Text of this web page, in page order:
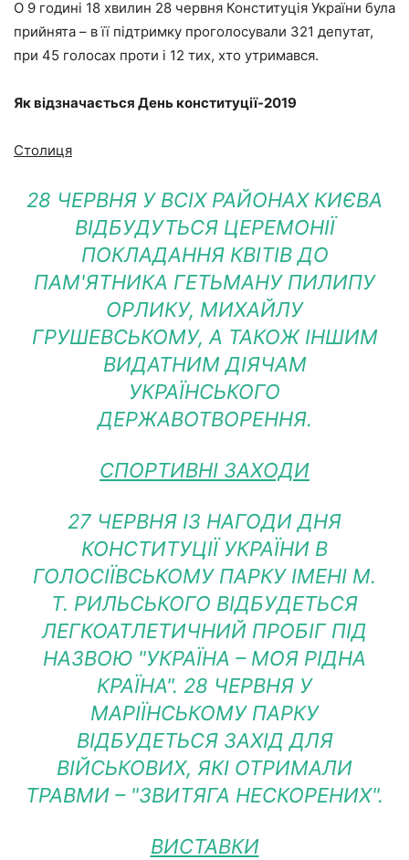
О 9 годині 18 хвилин 28 червня Конституція України була
прийнята – в її підтримку проголосували 321 депутат,
при 45 голосах проти і 12 тих, хто утримався.
Як відзначається День конституції-2019
Столиця
28 ЧЕРВНЯ У ВСІХ РАЙОНАХ КИЄВА
ВІДБУДУТЬСЯ ЦЕРЕМОНІЇ
ПОКЛАДАННЯ КВІТІВ ДО
ПАМ'ЯТНИКА ГЕТЬМАНУ ПИЛИПУ
ОРЛИКУ, МИХАЙЛУ
ГРУШЕВСЬКОМУ, А ТАКОЖ ІНШИМ
ВИДАТНИМ ДІЯЧАМ
УКРАЇНСЬКОГО
ДЕРЖАВОТВОРЕННЯ.
СПОРТИВНІ ЗАХОДИ
27 ЧЕРВНЯ ІЗ НАГОДИ ДНЯ
КОНСТИТУЦІЇ УКРАЇНИ В
ГОЛОСІЇВСЬКОМУ ПАРКУ ІМЕНІ М.
Т. РИЛЬСЬКОГО ВІДБУДЕТЬСЯ
ЛЕГКОАТЛЕТИЧНИЙ ПРОБІГ ПІД
НАЗВОЮ "УКРАЇНА – МОЯ РІДНА
КРАЇНА". 28 ЧЕРВНЯ У
МАРІЇНСЬКОМУ ПАРКУ
ВІДБУДЕТЬСЯ ЗАХІД ДЛЯ
ВІЙСЬКОВИХ, ЯКІ ОТРИМАЛИ
ТРАВМИ – "ЗВИТЯГА НЕСКОРЕНИХ".
ВИСТАВКИ